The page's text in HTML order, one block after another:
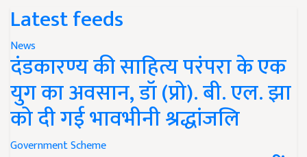
Latest feeds
News
दंडकारण्य की साहित्य परंपरा के एक
युग का अवसान, डॉ (प्रो). बी. एल. झा
को दी गई भावभीनी श्रद्धांजलि
Government Scheme